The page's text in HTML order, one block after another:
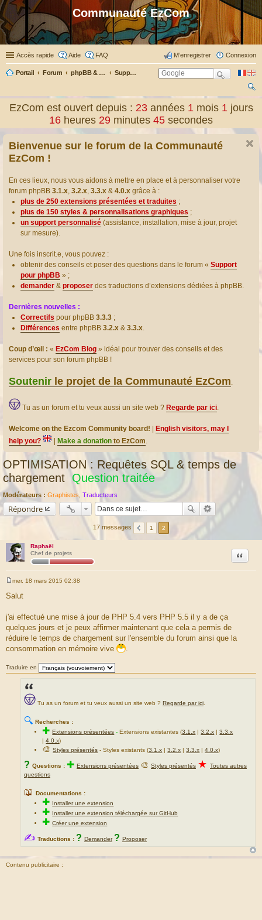
Communauté EzCom
Accès rapide Aide FAQ Connexion
M’enregistrer
Portail Forum phpBB & Co Support pour phpBB
ch
er
EzCom est ouvert depuis : 23 années1 mois1 jours
16 heures 29 minutes 45 secondes
Bienvenue sur le forum de la Communauté
EzCom !
En ces lieux, nous vous aidons à mettre en place et à personnaliser votre
forum phpBB 3.1.x, 3.2.x, 3.3.x & 4.0.x grâce à :
plus de 250 extensions présentées et traduites ;
plus de 150 styles & personnalisations graphiques ;
un support personnalisé (assistance, installation, mise à jour, projet
sur mesure).
Une fois inscrit.e, vous pouvez :
obtenir des conseils et poser des questions dans le forum « Support
pour phpBB » ;
demander & proposer des traductions d’extensions dédiées à phpBB.
Dernières nouvelles :
Correctifs pour phpBB 3.3.3 ;
Différences entre phpBB 3.2.x & 3.3.x.
Coup d’œil : « EzCom Blog » idéal pour trouver des conseils et des
services pour son forum phpBB !
Soutenir le projet de la Communauté EzCom.
Tu as un forum et tu veux aussi un site web ? Regarde par ici.
Welcome on the Ezcom Community board!
English visitors, may I
help you?
Make a donation to EzCom.
OPTIMISATION : Requêtes SQL & temps de
chargement Question traitée
Modérateurs : Graphistes Traducteurs
Répondre
17 messages 1 2
Raphaël
Chef de projets
Citation
e
s
a
g
e
mer. 18 mars 2015 02:38
Salut
j'ai effectué une mise à jour de PHP 5.4 vers PHP 5.5 il y a de ça
quelques jours et je peux affirmer maintenant que cela a permis de
réduire le temps de chargement sur l'ensemble du forum ainsi que la
consommation en mémoire vive
.
Traduire en
Tu as un forum et tu veux aussi un site web ? Regarde par ici
🔍 Recherches :
✚Extensions présentées -Extensions existantes (3.1.x |3.2.x |3.3.x
|4.0.x)
🎨Styles présentés - Styles existants (3.1.x |3.2.x |3.3.x |4.0.x)
? Questions : ✚ Extensions présentées 🎨 Styles présentés ★ Toutes autres
questions
📖 Documentations :
✚ Installer une extension
✚ Installer une extension téléchargée sur GitHub
✚Créer une extension
✍ Traductions : ? Demander ? Proposer
Contenu publicitaire :